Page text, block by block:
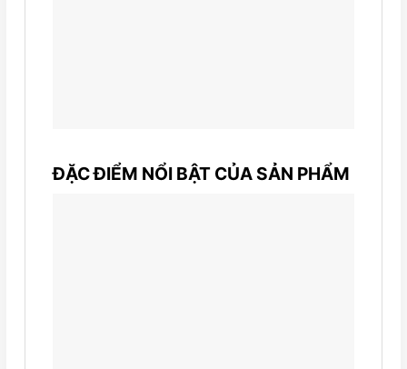
ĐẶC ĐIỂM NỔI BẬT CỦA SẢN PHẨM